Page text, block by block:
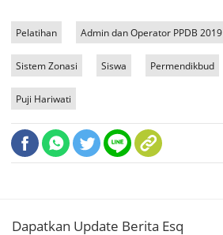
Pelatihan Admin dan Operator PPDB 2019
Sistem Zonasi Siswa Permendikbud
Puji Hariwati
Dapatkan Update Berita Esq